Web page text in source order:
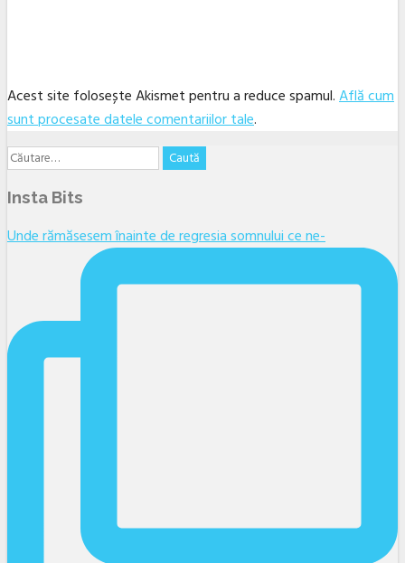
Acest site folosește Akismet pentru a reduce spamul.Află cum
sunt procesate datele comentariilor tale.
Caută
Insta Bits
Unde rămăsesem înainte de regresia somnului ce ne-
Facebook
Twitter
Linkedin
YouTube
Instagram
Email